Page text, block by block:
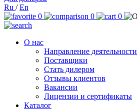
Ru /En
0
0 0
О нас
Направление деятельности
Поставщики
Стать дилером
Отзывы клиентов
Вакансии
Лицензии и сертификаты
Каталог